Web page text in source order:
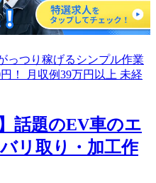
話題のEV車のエ
リ取り・加工作